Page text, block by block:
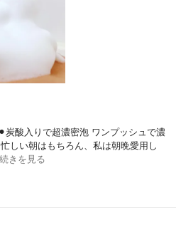
炭酸入りで超濃密泡 ワンプッシュで濃
しい朝はもちろん、私は朝晩愛用し
続きを見る